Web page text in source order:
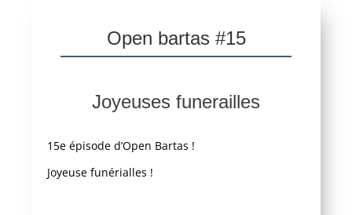
Open bartas #15
Joyeuses funerailles
15e épisode d’Open Bartas !
Joyeuse funérialles !